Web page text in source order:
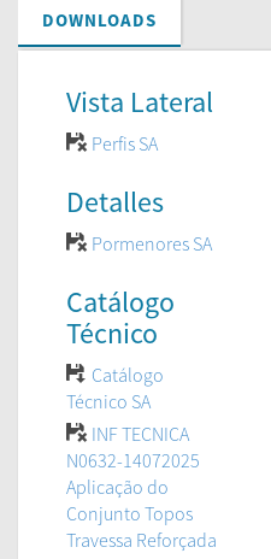
DOWNLOADS
Vista Lateral
Perfis SA
Detalles
Pormenores SA
Catálogo
Técnico
Catálogo
Técnico SA
INF TECNICA
N0632-14072025
Aplicação do
Conjunto Topos
Travessa Reforçada